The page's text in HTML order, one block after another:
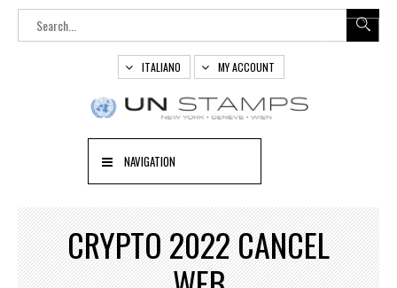
ITALIANO MY ACCOUNT
NAVIGATION
CRYPTO 2022 CANCEL